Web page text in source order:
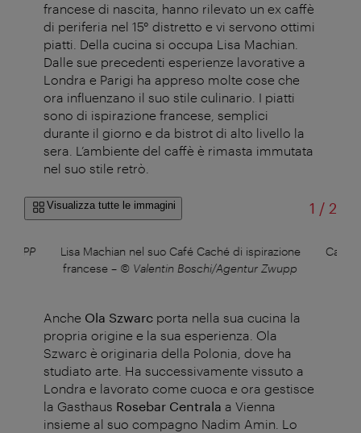
francese di nascita, hanno rilevato un ex caffè
di periferia nel 15° distretto e vi servono ottimi
piatti. Della cucina si occupa Lisa Machian.
Dalle sue precedenti esperienze lavorative a
Londra e Parigi ha appreso molte cose che
ora influenzano il suo stile culinario. I piatti
sono di ispirazione francese, semplici
durante il giorno e da bistrot di alto livello la
sera. L’ambiente del caffè è rimasta immutata
nel suo stile retrò.
Visualizza tutte le immagini 1 /di
2
Lisa Machian nel suo Café Caché di ispirazione
francese – © Valentin Boschi/Agentur Zwupp
Café
Anche Ola Szwarc porta nella sua cucina la
propria origine e la sua esperienza. Ola
Szwarc è originaria della Polonia, dove ha
studiato arte. Ha successivamente vissuto a
Londra e lavorato come cuoca e ora gestisce
la Gasthaus Rosebar Centrala a Vienna
insieme al suo compagno Nadim Amin. Lo